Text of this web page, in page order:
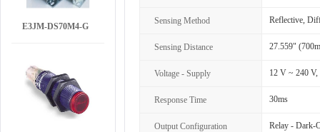
E3JM-DS70M4-G
Sensing Method Reflective,
Sensing Distance 27.559"
Voltage - Supply 12 V ~ 240
Response Time 30ms
Output Configuration Relay - Dark-